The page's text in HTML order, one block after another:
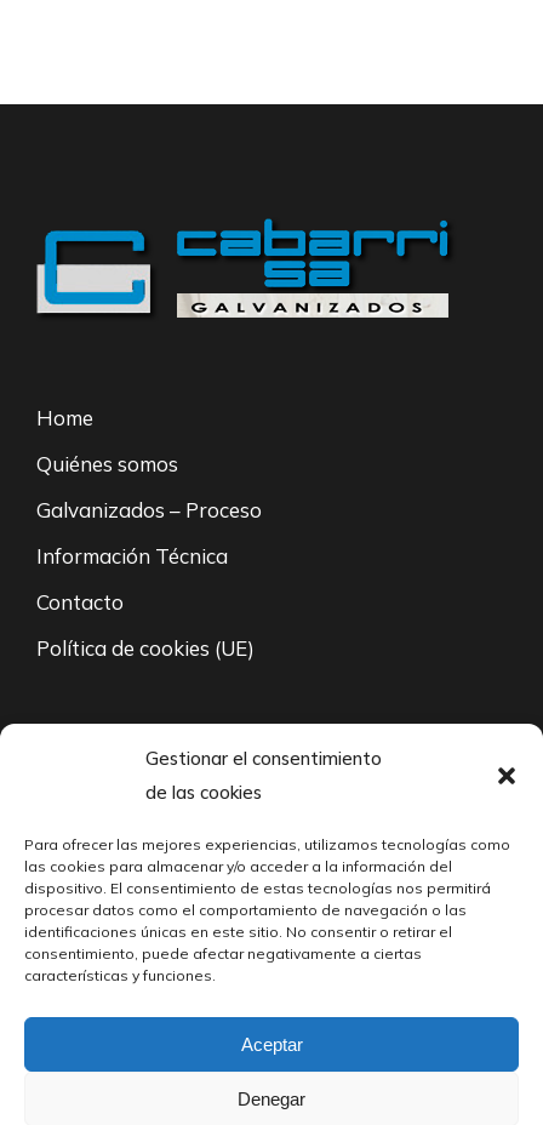
Gestionar el consentimiento
de las cookies
Para ofrecer las mejores experiencias, utilizamos tecnologías como
las cookies para almacenar y/o acceder a la información del
dispositivo. El consentimiento de estas tecnologías nos permitirá
procesar datos como el comportamiento de navegación o las
identificaciones únicas en este sitio. No consentir o retirar el
consentimiento, puede afectar negativamente a ciertas
características y funciones.
Aceptar
Denegar
Home
Quiénes somos
Galvanizados – Proceso
Información Técnica
Contacto
Política de cookies (UE)
94 671 35 27
L-V: 8:00 – 21:00
fabricacion@cabarri.es
24/7 Contacto vía mail
Polígono Industrial Martiartu, Calle 3
© Cabarri S.A. – 2023. Todos los derechos reservados.